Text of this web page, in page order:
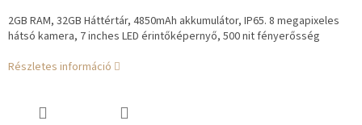
2GB RAM, 32GB Háttértár, 4850mAh akkumulátor, IP65. 8 megapixeles
hátsó kamera, 7 inches LED érintőképernyő, 500 nit fényerősség
Részletes információ